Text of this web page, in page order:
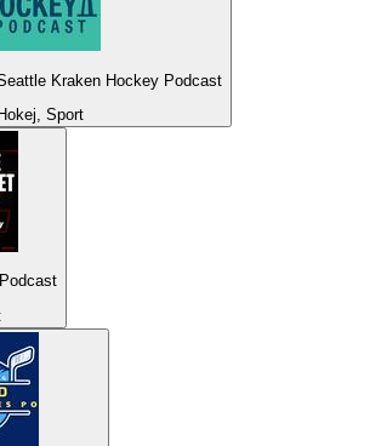
Kraken Hockey Podcast
Hokej, Sport